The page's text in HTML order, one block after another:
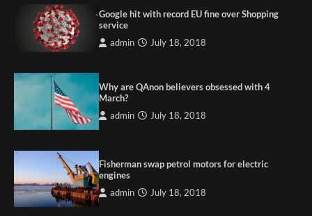
Google hit with record EU fine over Shopping
service
admin July 18, 2018
Why are QAnon believers obsessed with 4
March?
admin July 18, 2018
Fisherman swap petrol motors for electric
engines
admin July 18, 2018